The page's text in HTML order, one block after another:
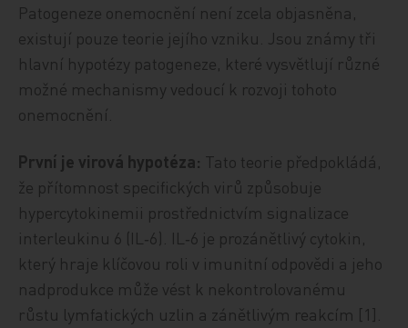
Patogeneze onemocnění není zcela objasněna,
existují pouze teorie jejího vzniku. Jsou známy tři
hlavní hypotézy patogeneze, které vysvětlují různé
možné mechanismy vedoucí k rozvoji tohoto
onemocnění.
První je virová hypotéza: Tato teorie předpokládá,
že přítomnost specifických virů způsobuje
hypercytokinemii prostřednictvím signalizace
interleukinu 6 (IL‑6). IL‑6 je prozánětlivý cytokin,
který hraje klíčovou roli v imunitní odpovědi a jeho
nadprodukce může vést k nekontrolovanému
růstu lymfatických uzlin a zánětlivým reakcím [1].